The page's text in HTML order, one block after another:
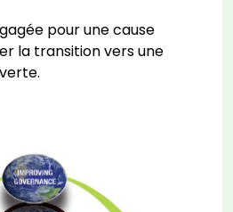
pour une cause
la transition vers une